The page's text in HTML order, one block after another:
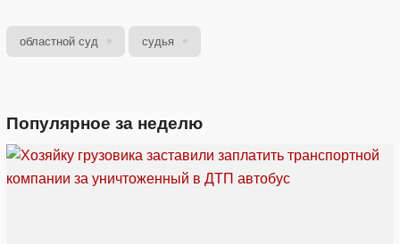
областной суд судья
Популярное за неделю